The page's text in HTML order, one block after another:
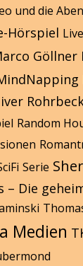
und die
Hörspiel
Göllner
Random
Serie
– Die
Medien